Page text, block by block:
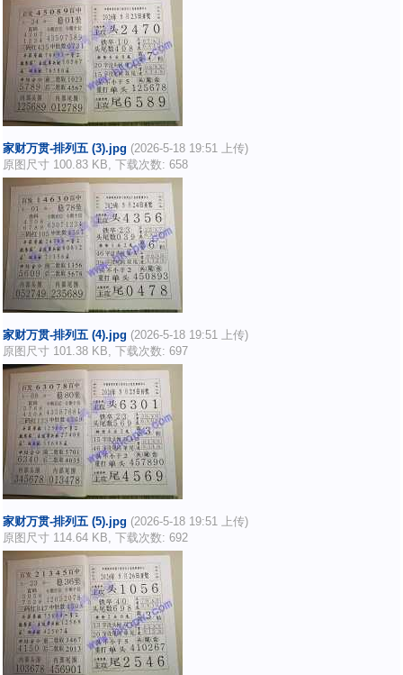
家财万贯-排列五 (3).jpg (2026-5-18 19:51 上传)
原图尺寸 100.83 KB, 下载次数: 658
家财万贯-排列五 (4).jpg (2026-5-18 19:51 上传)
原图尺寸 101.38 KB, 下载次数: 697
家财万贯-排列五 (5).jpg (2026-5-18 19:51 上传)
原图尺寸 114.64 KB, 下载次数: 692